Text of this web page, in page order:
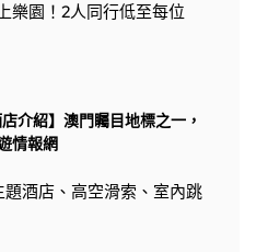
樂園！2人同行低至每位
介紹】澳門矚目地標之一，
情報網
酒店、高空滑索、室內跳